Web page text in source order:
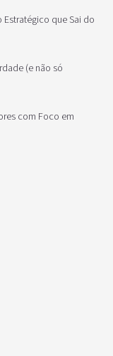
Estratégico que Sai do
(e não só
com Foco em